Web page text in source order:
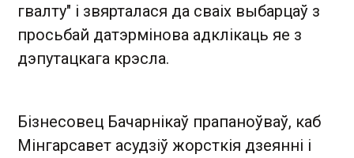
гвалту" і звярталася да сваіх выбарцаў з
просьбай датэрмінова адклікаць яе з
дэпутацкага крэсла.
Бізнесовец Бачарнікаў прапаноўваў, каб
Мінгарсавет асудзіў жорсткія дзеянні і